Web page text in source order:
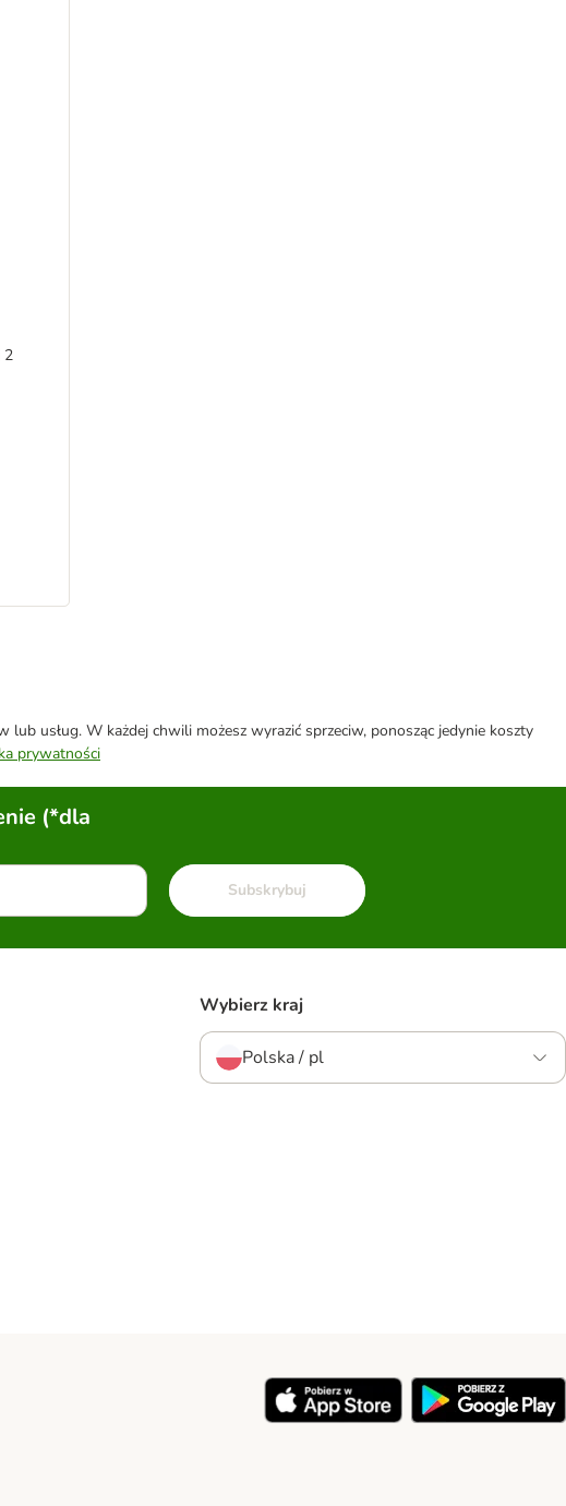
2
usług. W każdej chwili możesz wyrazić sprzeciw, ponosząc jedynie koszty
prywatności
(*dla
Subskrybuj
Wybierz kraj
Polska / pl